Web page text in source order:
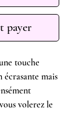
payer
touche
écrasante mais
volerez le